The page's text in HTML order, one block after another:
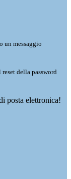
un messaggio
della password
posta elettronica!